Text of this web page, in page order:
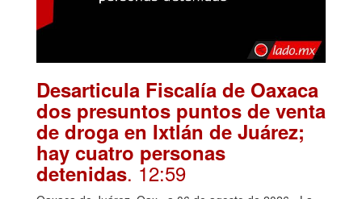
Desarticula Fiscalía de Oaxaca
dos presuntos puntos de venta
de droga en Ixtlán de Juárez;
hay cuatro personas
detenidas. 12:59